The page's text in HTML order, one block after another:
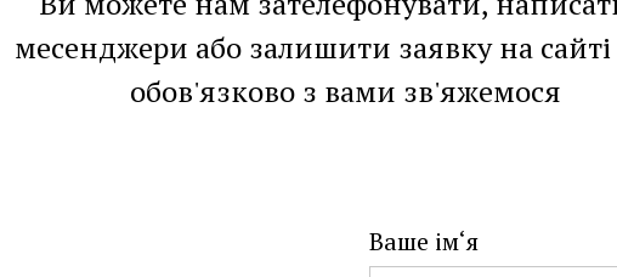
месенджери або залишити заявку на
обов'язково з вами зв'яжемося
Ваше ім‘я